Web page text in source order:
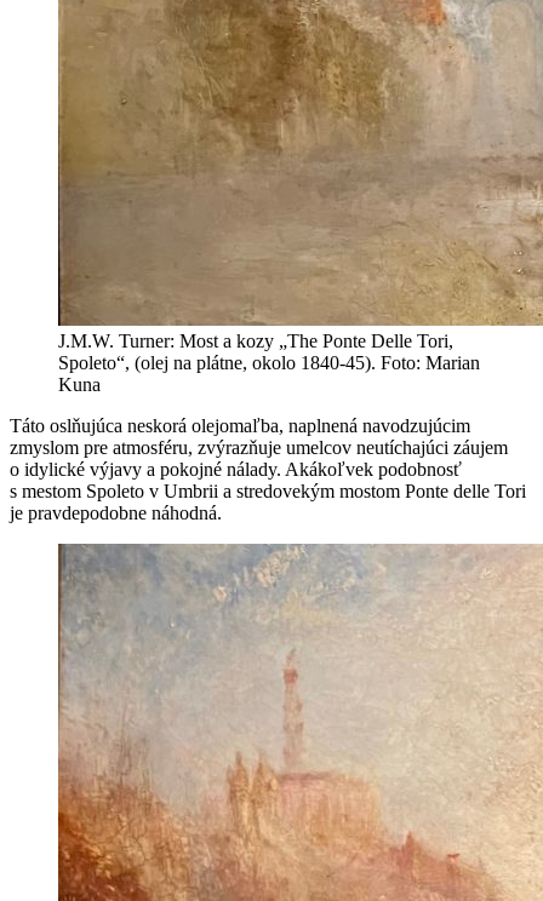
J.M.W. Turner: Most a kozy „The Ponte Delle Tori,
Spoleto“, (olej na plátne, okolo 1840-45). Foto: Marian
Kuna
Táto oslňujúca neskorá olejomaľba, naplnená navodzujúcim
zmyslom pre atmosféru, zvýrazňuje umelcov neutíchajúci záujem
o idylické výjavy a pokojné nálady. Akákoľvek podobnosť
s mestom Spoleto v Umbrii a stredovekým mostom Ponte delle Tori
je pravdepodobne náhodná.